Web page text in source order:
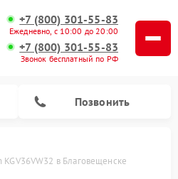
+7 (800) 301-55-83
Ежедневно, с 10:00 до 20:00
+7 (800) 301-55-83
Звонок бесплатный по РФ
Позвонить
в Благовещенске